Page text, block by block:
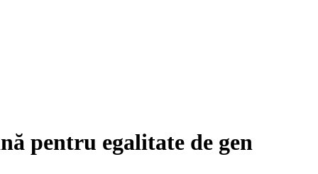
pentru egalitate de gen